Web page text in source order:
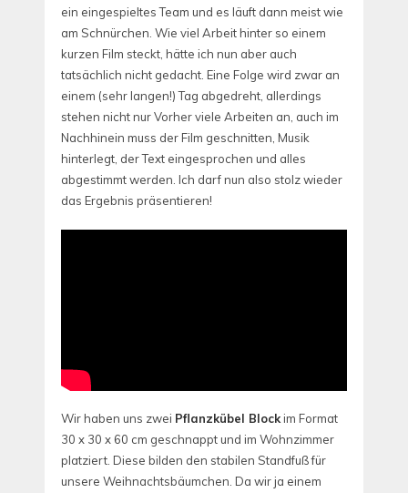
ein eingespieltes Team und es läuft dann meist wie
am Schnürchen. Wie viel Arbeit hinter so einem
kurzen Film steckt, hätte ich nun aber auch
tatsächlich nicht gedacht. Eine Folge wird zwar an
einem (sehr langen!) Tag abgedreht, allerdings
stehen nicht nur Vorher viele Arbeiten an, auch im
Nachhinein muss der Film geschnitten, Musik
hinterlegt, der Text eingesprochen und alles
abgestimmt werden. Ich darf nun also stolz wieder
das Ergebnis präsentieren!
Wir haben uns zwei Pflanzkübel Blockim Format
30 x 30 x 60 cm geschnappt und im Wohnzimmer
platziert. Diese bilden den stabilen Standfuß für
unsere Weihnachtsbäumchen. Da wir ja einem